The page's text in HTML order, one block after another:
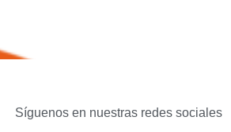
Síguenos en nuestras redes sociales